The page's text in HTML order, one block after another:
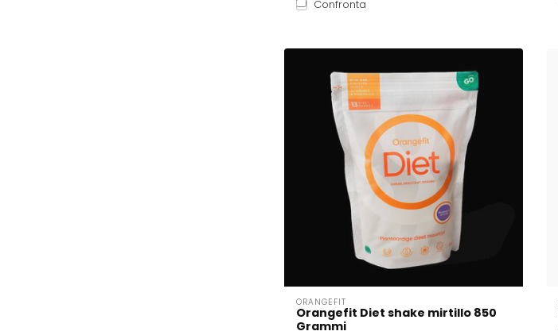
Confronta
ORANGEFIT
Orangefit Diet shake mirtillo 850
Grammi